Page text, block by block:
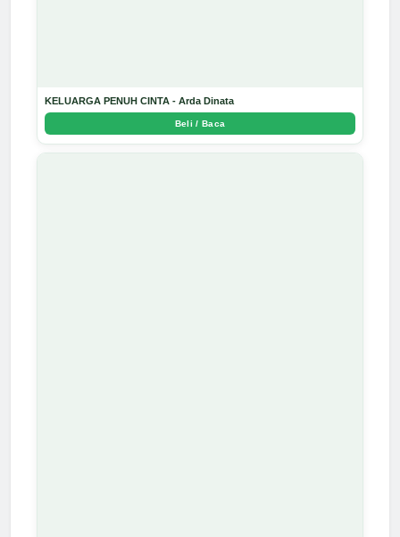
KELUARGA PENUH CINTA - Arda Dinata
Beli / Baca